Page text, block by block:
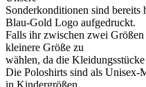
Sonderkonditionen sind
Blau-Gold Logo aufgedruckt.
Falls ihr zwischen zwei
kleinere Größe zu
wählen, da die
Die Poloshirts sind als Unisex-
in Kindergrößen